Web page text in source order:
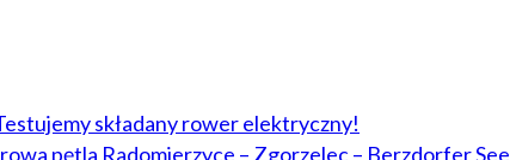
składany rower elektryczny!
pętla Radomierzyce – Zgorzelec – Berzdorfer See